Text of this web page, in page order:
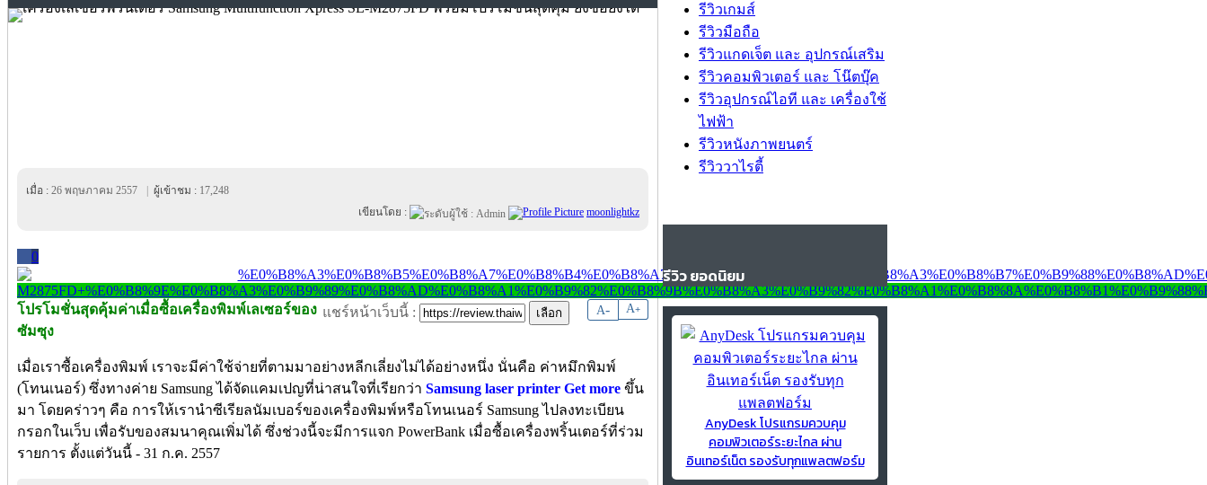
เมื่อ : 26 พฤษภาคม 2557 ผู้เข้าชม : 17,248
เขียนโดย :
moonlightkz
0
A- A+
แชร์หน้าเว็บนี้ :
โปรโมชั่นสุดคุ้มค่าเมื่อซื้อเครื่องพิมพ์เลเซอร์ของ
ซัมซุง
เมื่อเราซื้อเครื่องพิมพ์ เราจะมีค่าใช้จ่ายที่ตามมาอย่างหลีกเลี่ยงไม่ได้อย่างหนึ่ง นั่นคือ ค่าหมึกพิมพ์
(โทนเนอร์) ซึ่งทางค่าย Samsung ได้จัดแคมเปญที่น่าสนใจที่เรียกว่า Samsung laser printer Get more ขึ้น
มา โดยคร่าวๆ คือ การให้เรานำซีเรียลนัมเบอร์ของเครื่องพิมพ์หรือโทนเนอร์ Samsung ไปลงทะเบียน
กรอกในเว็บ เพื่อรับของสมนาคุณเพิ่มได้ ซึ่งช่วงนี้จะมีการแจก PowerBank เมื่อซื้อเครื่องพริ้นเตอร์ที่ร่วม
รายการ ตั้งแต่วันนี้ - 31 ก.ค. 2557
รีวิวเกมส์
รีวิวมือถือ
รีวิวแกดเจ็ต และ อุปกรณ์เสริม
รีวิวคอมพิวเตอร์ และ โน๊ตบุ๊ค
รีวิวอุปกรณ์ไอที และ เครื่องใช้
ไฟฟ้า
รีวิวหนังภาพยนตร์
รีวิววาไรตี้
รีวิว ยอดนิยม
AnyDesk โปรแกรมควบคุม
คอมพิวเตอร์ระยะไกล ผ่าน
อินเทอร์เน็ต รองรับทุกแพลตฟอร์ม